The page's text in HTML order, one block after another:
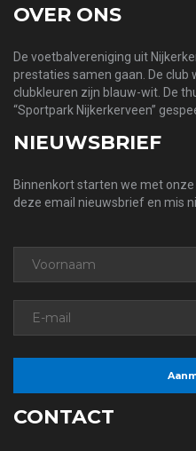
OVER ONS
De voetbalvereniging uit
prestaties samen gaan. De club
clubkleuren zijn blauw-wit. De
“Sportpark Nijkerkerveen”
NIEUWSBRIEF
Binnenkort starten we met
deze email nieuwsbrief en mis
CONTACT